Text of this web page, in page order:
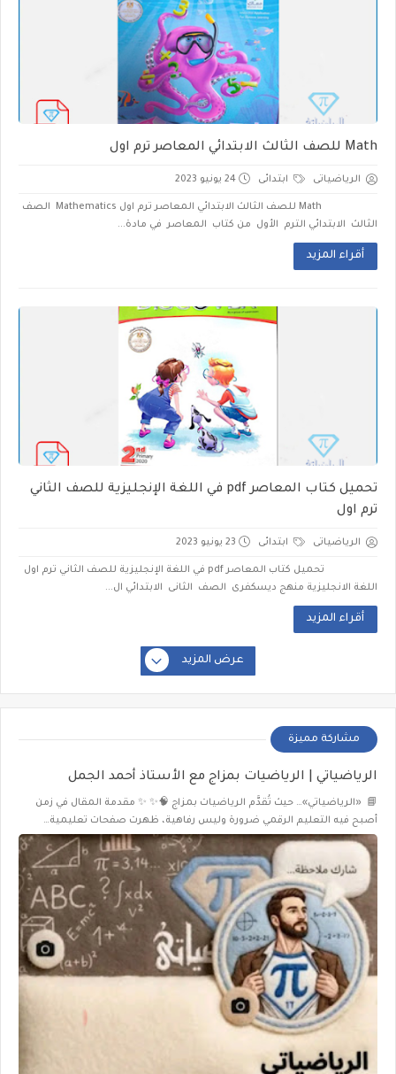
Math للصف الثالث الابتدائي المعاصر ترم اول
الرياضياتى ابتدائى 24 يونيو 2023
Math للصف الثالث الابتدائي المعاصر ترم اول Mathematics الصف
الثالث الابتدائي الترم الأول من كتاب المعاصر في مادة...
أقراء المزيد
تحميل كتاب المعاصر pdf في اللغة الإنجليزية للصف الثاني
ترم اول
الرياضياتى ابتدائى 23 يونيو 2023
تحميل كتاب المعاصر pdf في اللغة الإنجليزية للصف الثاني ترم اول
اللغة الانجليزية منهج ديسكفرى الصف الثانى الابتدائي ال...
أقراء المزيد
عرض المزيد
مشاركة مميزة
الرياضياتي | الرياضيات بمزاج مع الأستاذ أحمد الجمل
📘 «الرياضياتي»… حيث تُقدَّم الرياضيات بمزاج 🧠✨ ✨ مقدمة المقال في زمن
أصبح فيه التعليم الرقمي ضرورة وليس رفاهية، ظهرت صفحات تعليمية…